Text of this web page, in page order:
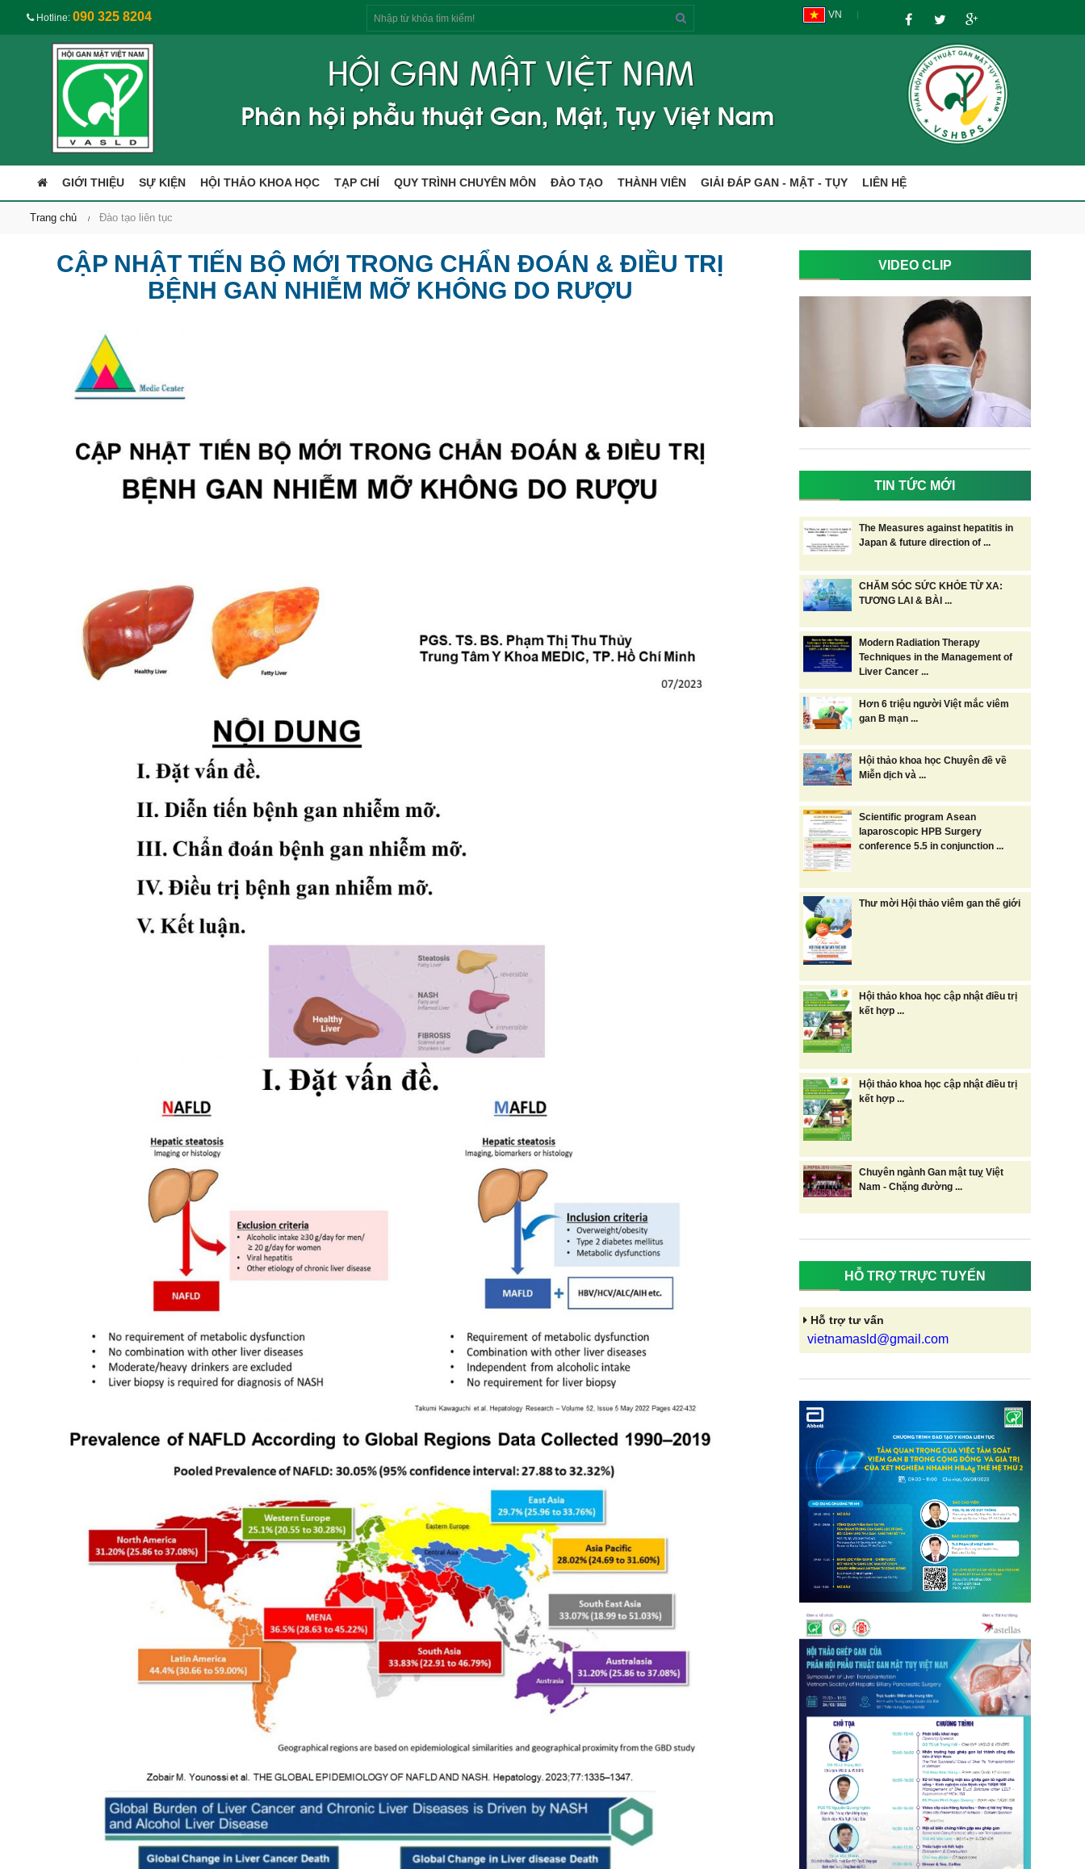
Hotline: 090 325 8204
Tìm
kiếm
VN
GIỚI THIỆU SỰ KIỆN HỘI THẢO KHOA HỌC TẠP CHÍ QUY TRÌNH CHUYÊN MÔN ĐÀO TẠO THÀNH VIÊN GIẢI ĐÁP GAN - MẬT - TỤY LIÊN HỆ
Trang chủ Đào tạo liên tục
CẬP NHẬT TIẾN BỘ MỚI TRONG CHẨN ĐOÁN & ĐIỀU TRỊ
BỆNH GAN NHIỄM MỠ KHÔNG DO RƯỢU
VIDEO CLIP
TIN TỨC MỚI
The Measures against hepatitis in
Japan & future direction of ...
CHĂM SÓC SỨC KHỎE TỪ XA:
TƯƠNG LAI & BÀI ...
Modern Radiation Therapy
Techniques in the Management of
Liver Cancer ...
Hơn 6 triệu người Việt mắc viêm
gan B mạn ...
Hội thảo khoa học Chuyên đề về
Miễn dịch và ...
Scientific program Asean
laparoscopic HPB Surgery
conference 5.5 in conjunction ...
Thư mời Hội thảo viêm gan thế giới
Hội thảo khoa học cập nhật điều trị
kết hợp ...
Hội thảo khoa học cập nhật điều trị
kết hợp ...
Chuyên ngành Gan mật tuỵ Việt
Nam - Chặng đường ...
HỖ TRỢ TRỰC TUYẾN
Hỗ trợ tư vấn
vietnamasld@gmail.com